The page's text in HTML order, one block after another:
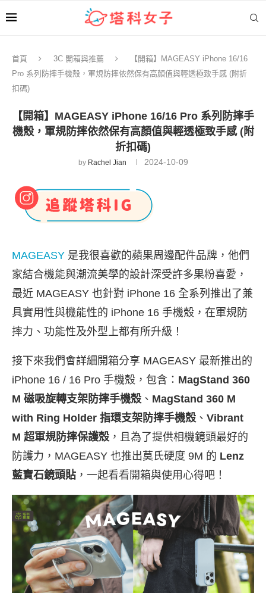
首頁 3C 開箱與推薦
【開箱】MAGEASY iPhone 16/16
Pro 系列防摔手機殼，軍規防摔依然保有高顏值與輕透極致手感 (附折
扣碼)
【開箱】MAGEASY iPhone 16/16 Pro 系列防摔手
機殼，軍規防摔依然保有高顏值與輕透極致手感 (附
折扣碼)
by Rachel Jian 2024-10-09
MAGEASY 是我很喜歡的蘋果周邊配件品牌，他們
家結合機能與潮流美學的設計深受許多果粉喜愛，
最近 MAGEASY 也針對 iPhone 16 全系列推出了兼
具實用性與機能性的 iPhone 16 手機殼，在軍規防
摔力、功能性及外型上都有所升級！
接下來我們會詳細開箱分享 MAGEASY 最新推出的
iPhone 16 / 16 Pro 手機殼，包含： MagStand 360
M 磁吸旋轉支架防摔手機殼 、 MagStand 360 M
with Ring Holder 指環支架防摔手機殼 、 Vibrant
M 超軍規防摔保護殼 ，且為了提供相機鏡頭最好的
防護力，MAGEASY 也推出莫氏硬度 9M 的 Lenz
藍寶石鏡頭貼 ，一起看看開箱與使用心得吧！